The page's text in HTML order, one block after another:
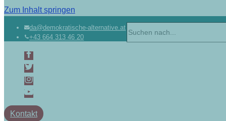
Zum Inhalt springen
da@demokratische-alternative.at
+43 664 313 46 20
Kontakt